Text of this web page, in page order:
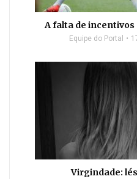
A falta de
Equipe do Portal
Virgindade: